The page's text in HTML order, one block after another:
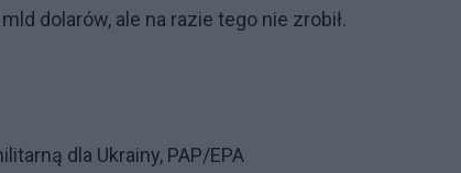
dolarów, ale na razie tego nie zrobił.
dla Ukrainy, PAP/EPA